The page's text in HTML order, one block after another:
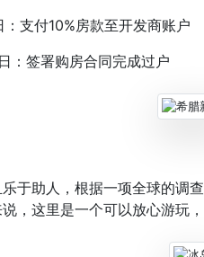
付10%房款至开发商账户
签署购房合同完成过户
助人，根据一项全球的调
，这里是一个可以放心游玩